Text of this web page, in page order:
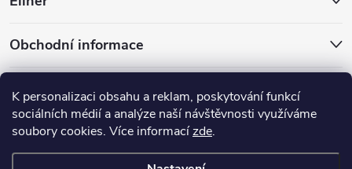
K personalizaci obsahu a reklam, poskytování funkcí
sociálních médií a analýze naší návštěvnosti využíváme
soubory cookies. Více informacízde.
Obchodní informace
Partnerské weby
cookies